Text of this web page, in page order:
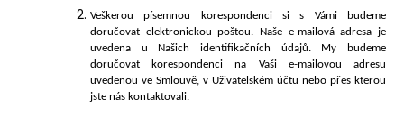
Veškerou písemnou korespondenci si s Vámi budeme
doručovat elektronickou poštou. Naše e-mailová adresa je
uvedena u Našich identifikačních údajů. My budeme
doručovat korespondenci na Vaši e-mailovou adresu
uvedenou ve Smlouvě, v Uživatelském účtu nebo přes kterou
jste nás kontaktovali.